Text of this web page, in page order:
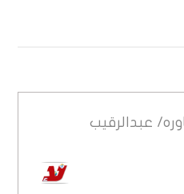
عبدالرقيب